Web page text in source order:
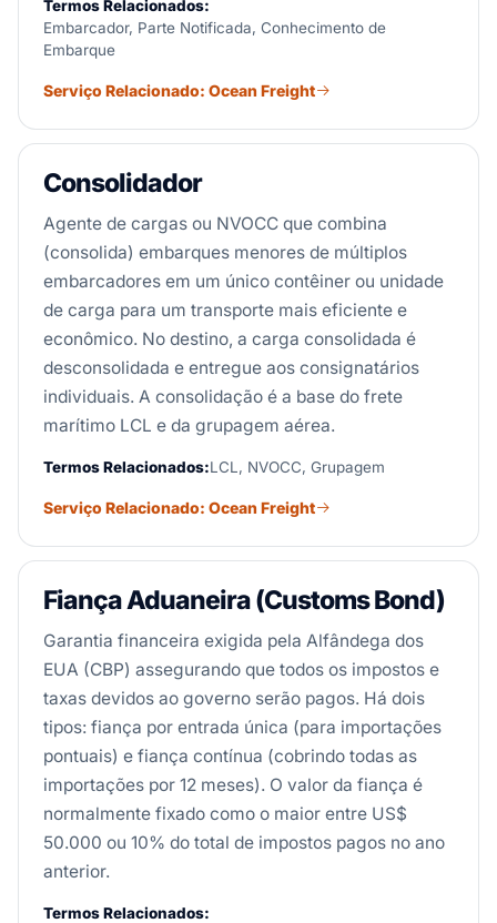
Termos Relacionados:
Embarcador, Parte Notificada, Conhecimento de
Embarque
Serviço Relacionado: Ocean Freight
Consolidador
Agente de cargas ou NVOCC que combina
(consolida) embarques menores de múltiplos
embarcadores em um único contêiner ou unidade
de carga para um transporte mais eficiente e
econômico. No destino, a carga consolidada é
desconsolidada e entregue aos consignatários
individuais. A consolidação é a base do frete
marítimo LCL e da grupagem aérea.
Termos Relacionados:LCL, NVOCC, Grupagem
Serviço Relacionado: Ocean Freight
Fiança Aduaneira (Customs Bond)
Garantia financeira exigida pela Alfândega dos
EUA (CBP) assegurando que todos os impostos e
taxas devidos ao governo serão pagos. Há dois
tipos: fiança por entrada única (para importações
pontuais) e fiança contínua (cobrindo todas as
importações por 12 meses). O valor da fiança é
normalmente fixado como o maior entre US$
50.000 ou 10% do total de impostos pagos no ano
anterior.
Termos Relacionados: